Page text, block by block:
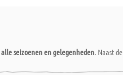
alle seizoenen en gelegenheden. Naast